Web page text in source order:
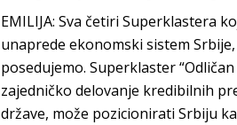
EMILIJA: Sva četiri Superklastera
unaprede ekonomski sistem
posedujemo. Superklaster
zajedničko delovanje kredibilnih
države, može pozicionirati Srbiju